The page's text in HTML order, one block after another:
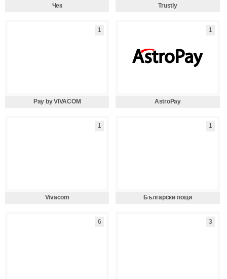
Чек Trustly
1
Pay by VIVACOM
1
AstroPay
1
Vivacom
1
Български пощи
6 3